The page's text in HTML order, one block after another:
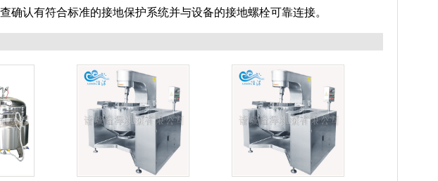
认有符合标准的接地保护系统并与设备的接地螺栓可靠连接。